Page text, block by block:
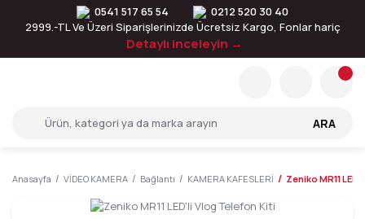
0541 517 65 54
0212 520 30 40
2999.-TL Ve Üzeri Siparişlerinizde Ücretsiz Kargo, Fonlar hariç
Detaylı inceleyin →
ARA
Anasayfa VİDEO KAMERA Bağlantı KAMERA KAFESLERİ Zeniko MR11